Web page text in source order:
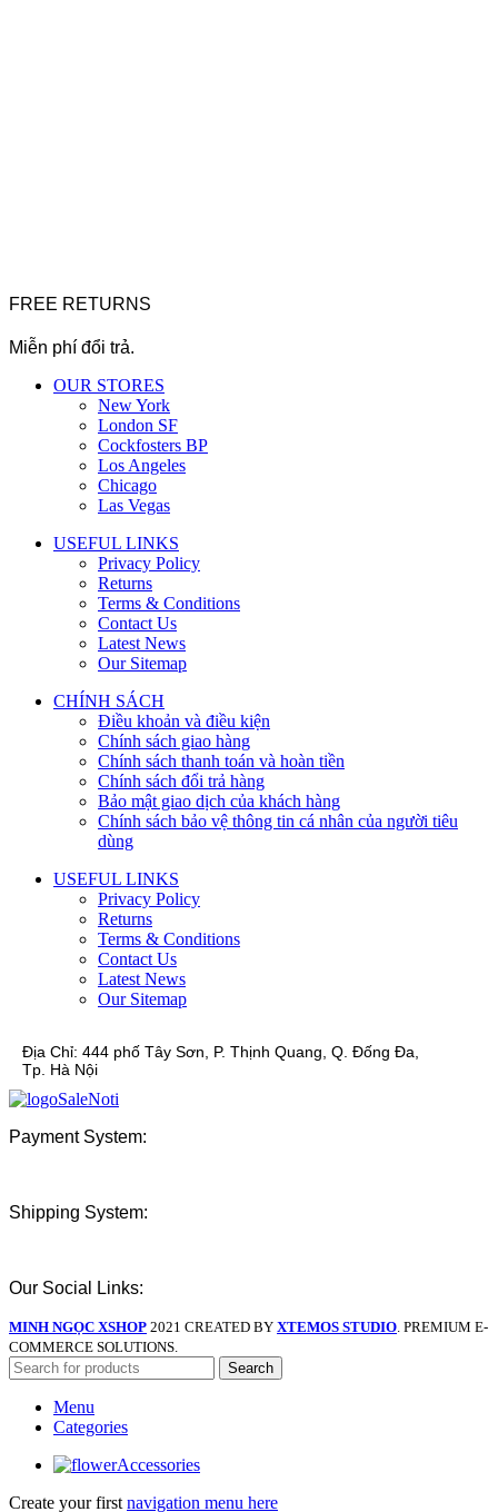
FREE RETURNS
Miễn phí đổi trả.
OUR STORES
New York
London SF
Cockfosters BP
Los Angeles
Chicago
Las Vegas
USEFUL LINKS
Privacy Policy
Returns
Terms & Conditions
Contact Us
Latest News
Our Sitemap
CHÍNH SÁCH
Điều khoản và điều kiện
Chính sách giao hàng
Chính sách thanh toán và hoàn tiền
Chính sách đổi trả hàng
Bảo mật giao dịch của khách hàng
Chính sách bảo vệ thông tin cá nhân của người tiêu
dùng
USEFUL LINKS
Privacy Policy
Returns
Terms & Conditions
Contact Us
Latest News
Our Sitemap
Địa Chỉ: 444 phố Tây Sơn, P. Thịnh Quang, Q. Đống Đa,
Tp. Hà Nội
Payment System:
Shipping System:
Our Social Links:
MINH NGỌC XSHOP 2021 CREATED BY XTEMOS STUDIO . PREMIUM E-
COMMERCE SOLUTIONS.
Search
Menu
Categories
Accessories
Create your first navigation menu here